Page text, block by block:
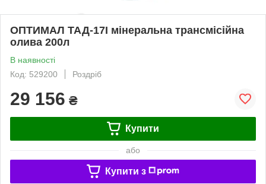
OПТИМАЛ ТАД-17І мінеральна трансмісійна
олива 200л
В наявності
Код: 529200
Роздріб
29 156 ₴
Купити
або
Купити з